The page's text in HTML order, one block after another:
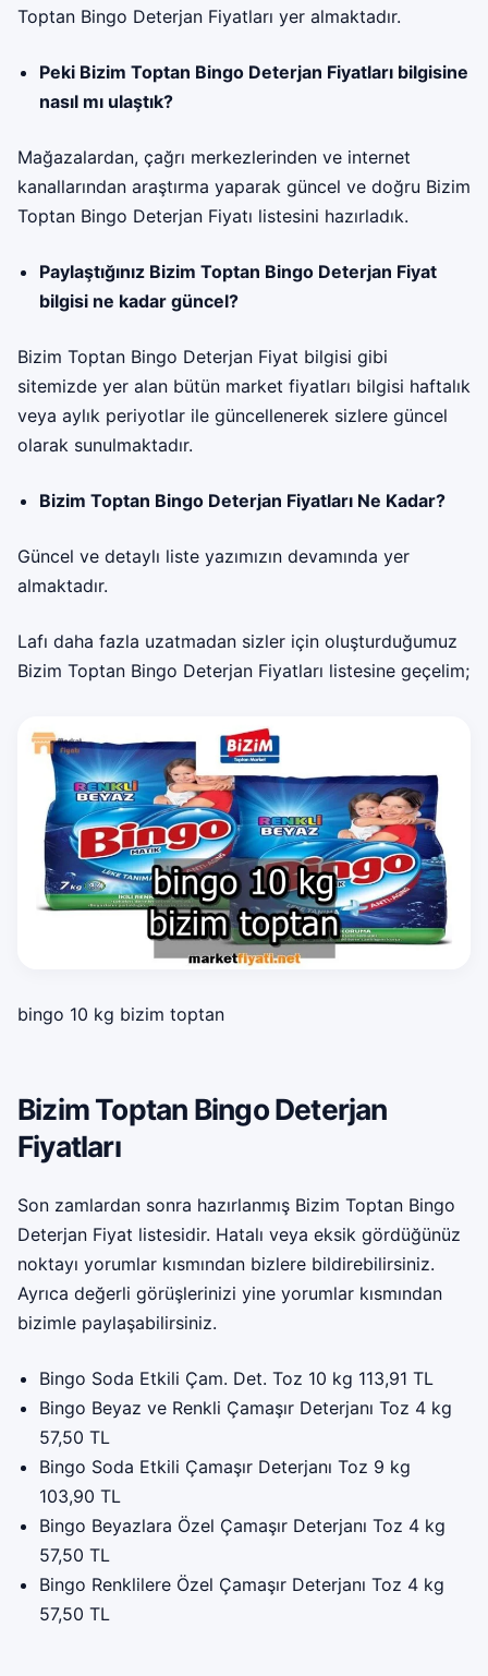
Toptan Bingo Deterjan Fiyatları yer almaktadır.
Peki Bizim Toptan Bingo Deterjan Fiyatları bilgisine
nasıl mı ulaştık?
Mağazalardan, çağrı merkezlerinden ve internet
kanallarından araştırma yaparak güncel ve doğru Bizim
Toptan Bingo Deterjan Fiyatı listesini hazırladık.
Paylaştığınız Bizim Toptan Bingo Deterjan Fiyat
bilgisi ne kadar güncel?
Bizim Toptan Bingo Deterjan Fiyat bilgisi gibi
sitemizde yer alan bütün market fiyatları bilgisi haftalık
veya aylık periyotlar ile güncellenerek sizlere güncel
olarak sunulmaktadır.
Bizim Toptan Bingo Deterjan Fiyatları Ne Kadar?
Güncel ve detaylı liste yazımızın devamında yer
almaktadır.
Lafı daha fazla uzatmadan sizler için oluşturduğumuz
Bizim Toptan Bingo Deterjan Fiyatları listesine geçelim;
bingo 10 kg bizim toptan
Bizim Toptan Bingo Deterjan
Fiyatları
Son zamlardan sonra hazırlanmış Bizim Toptan Bingo
Deterjan Fiyat listesidir. Hatalı veya eksik gördüğünüz
noktayı yorumlar kısmından bizlere bildirebilirsiniz.
Ayrıca değerli görüşlerinizi yine yorumlar kısmından
bizimle paylaşabilirsiniz.
Bingo Soda Etkili Çam. Det. Toz 10 kg 113,91 TL
Bingo Beyaz ve Renkli Çamaşır Deterjanı Toz 4 kg
57,50 TL
Bingo Soda Etkili Çamaşır Deterjanı Toz 9 kg
103,90 TL
Bingo Beyazlara Özel Çamaşır Deterjanı Toz 4 kg
57,50 TL
Bingo Renklilere Özel Çamaşır Deterjanı Toz 4 kg
57,50 TL